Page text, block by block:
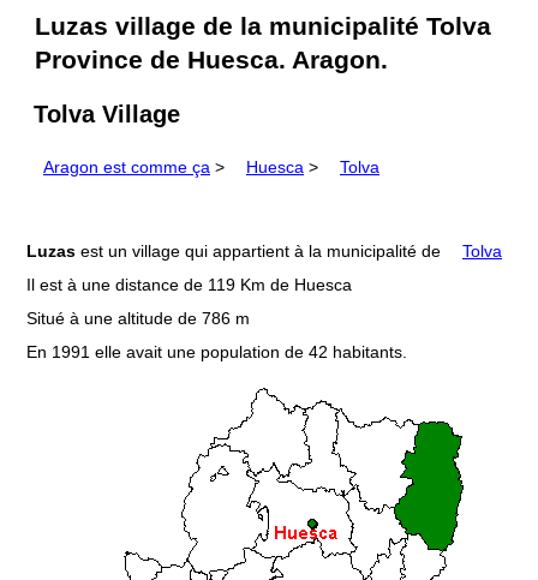
Luzas village de la municipalité Tolva
Province de Huesca. Aragon.
Tolva Village
Aragon est comme ça > Huesca > Tolva
Luzas est un village qui appartient à la municipalité de
Tolva
Il est à une distance de 119 Km de Huesca
Situé à une altitude de 786 m
En 1991 elle avait une population de 42 habitants.